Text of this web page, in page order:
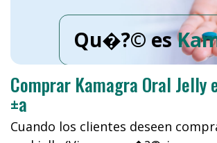
Qu�?© es
Comprar Kamagra Oral
±a
Cuando los clientes deseen